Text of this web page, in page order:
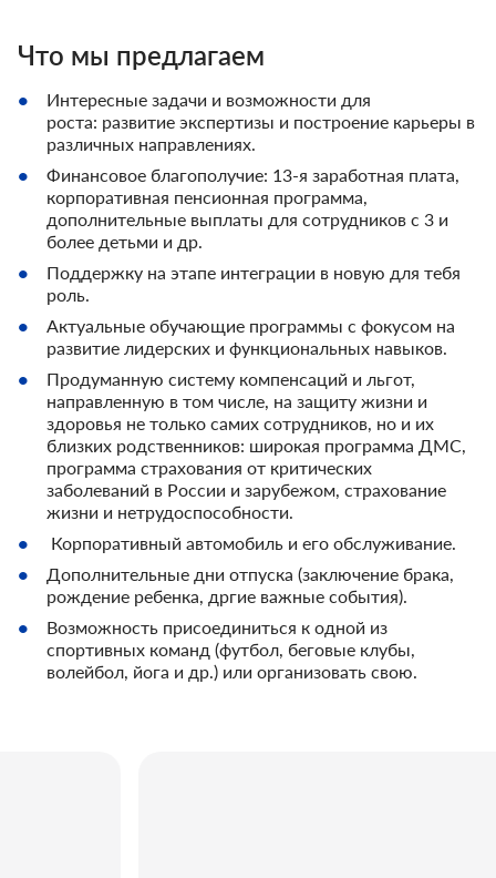
Что мы предлагаем
Интересные задачи и возможности для
роста: развитие экспертизы и построение карьеры в
различных направлениях.
Финансовое благополучие: 13-я заработная плата,
корпоративная пенсионная программа,
дополнительные выплаты для сотрудников с 3 и
более детьми и др.
Поддержку на этапе интеграции в новую для тебя
роль.
Актуальные обучающие программы с фокусом на
развитие лидерских и функциональных навыков.
Продуманную систему компенсаций и льгот,
направленную в том числе, на защиту жизни и
здоровья не только самих сотрудников, но и их
близких родственников: широкая программа ДМС,
программа страхования от критических
заболеваний в России и зарубежом, страхование
жизни и нетрудоспособности.
Корпоративный автомобиль и его обслуживание.
Дополнительные дни отпуска (заключение брака,
рождение ребенка, дргие важные события).
Возможность присоединиться к одной из
спортивных команд (футбол, беговые клубы,
волейбол, йога и др.) или организовать свою.